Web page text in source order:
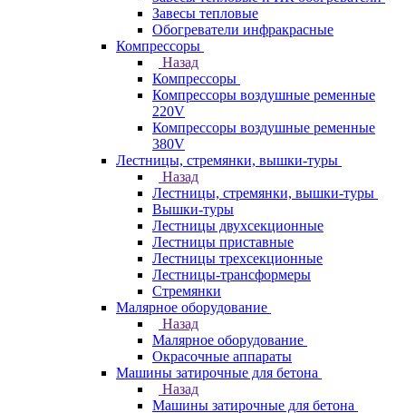
Завесы тепловые
Обогреватели инфракрасные
Компрессоры
Назад
Компрессоры
Компрессоры воздушные ременные
220V
Компрессоры воздушные ременные
380V
Лестницы, стремянки, вышки-туры
Назад
Лестницы, стремянки, вышки-туры
Вышки-туры
Лестницы двухсекционные
Лестницы приставные
Лестницы трехсекционные
Лестницы-трансформеры
Стремянки
Малярное оборудование
Назад
Малярное оборудование
Окрасочные аппараты
Машины затирочные для бетона
Назад
Машины затирочные для бетона